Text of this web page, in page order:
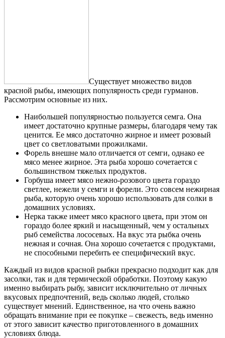
Существует множество видов
красной рыбы, имеющих популярность среди гурманов.
Рассмотрим основные из них.
Наибольшей популярностью пользуется семга. Она
имеет достаточно крупные размеры, благодаря чему так
ценится. Ее мясо достаточно жирное и имеет розовый
цвет со светловатыми прожилками.
Форель внешне мало отличается от семги, однако ее
мясо менее жирное. Эта рыба хорошо сочетается с
большинством тяжелых продуктов.
Горбуша имеет мясо нежно-розового цвета гораздо
светлее, нежели у семги и форели. Это совсем нежирная
рыба, которую очень хорошо использовать для солки в
домашних условиях.
Нерка также имеет мясо красного цвета, при этом он
гораздо более яркий и насыщенный, чем у остальных
рыб семейства лососевых. На вкус эта рыбка очень
нежная и сочная. Она хорошо сочетается с продуктами,
не способными перебить ее специфический вкус.
Каждый из видов красной рыбки прекрасно подходит как для
засолки, так и для термической обработки. Поэтому какую
именно выбирать рыбу, зависит исключительно от личных
вкусовых предпочтений, ведь сколько людей, столько
существует мнений. Единственное, на что очень важно
обращать внимание при ее покупке – свежесть, ведь именно
от этого зависит качество приготовленного в домашних
условиях блюда.